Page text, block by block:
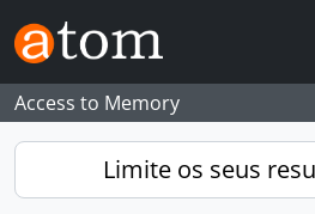
Skip to main content
Access to Memory
Limite os seus